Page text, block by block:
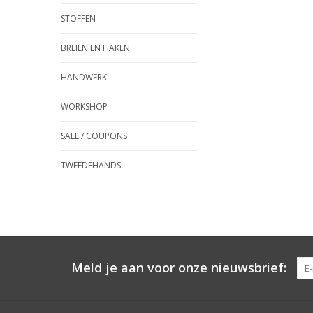
STOFFEN
BREIEN EN HAKEN
HANDWERK
WORKSHOP
SALE / COUPONS
TWEEDEHANDS
Meld je aan voor onze nieuwsbrief: